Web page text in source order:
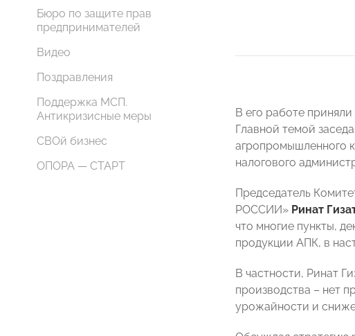
Бюро по защите прав
предпринимателей
Видео
Поздравления
Поддержка МСП.
Антикризисные меры
СВОй бизнес
ОПОРА — СТАРТ
В его работе
Главной темой
агропромышленного
налогового
Председатель
РОССИИ» Ринат
что многие пункты,
продукции АПК, в
В частности, Ринат
производства – нет
урожайности и